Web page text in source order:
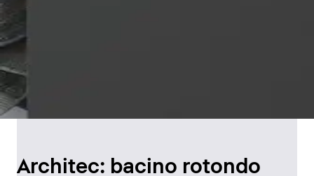
Architec: bacino rotondo